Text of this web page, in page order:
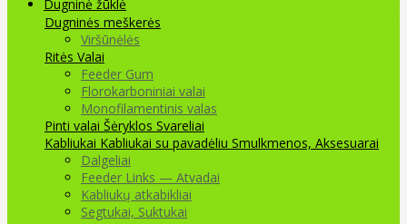
Dugninė žūklė
Dugninės meškerės
Viršūnėlės
Ritės Valai
Feeder Gum
Florokarboniniai valai
Monofilamentinis valas
Pinti valai Šėryklos Svareliai
Kabliukai Kabliukai su pavadėliu Smulkmenos, Aksesuarai
Dalgeliai
Feeder Links — Atvadai
Kabliukų atkabikliai
Segtukai, Suktukai